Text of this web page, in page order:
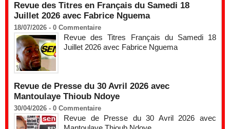
Revue des Titres en Français du Samedi 18
Juillet 2026 avec Fabrice Nguema
18/07/2026 - 0 Commentaire
Revue des Titres Français du Samedi 18
Juillet 2026 avec Fabrice Nguema
Revue de Presse du 30 Avril 2026 avec
Mantoulaye Thioub Ndoye
30/04/2026 - 0 Commentaire
Revue de Presse du 30 Avril 2026 avec